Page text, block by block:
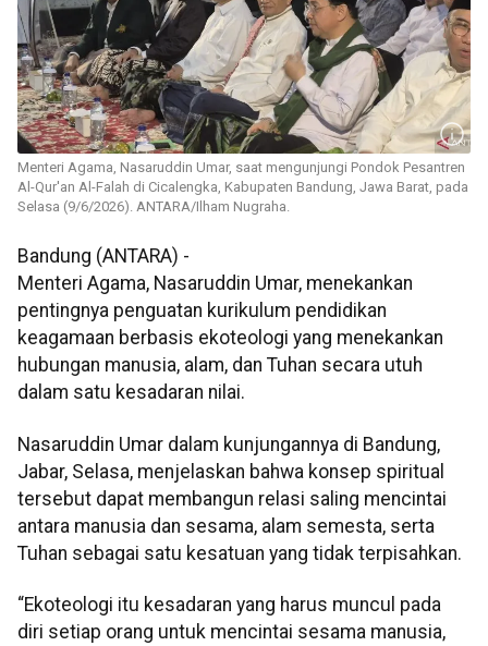
Menteri Agama, Nasaruddin Umar, saat mengunjungi Pondok Pesantren
Al-Qur'an Al-Falah di Cicalengka, Kabupaten Bandung, Jawa Barat, pada
Selasa (9/6/2026). ANTARA/Ilham Nugraha.
Bandung (ANTARA) -
Menteri Agama, Nasaruddin Umar, menekankan
pentingnya penguatan kurikulum pendidikan
keagamaan berbasis ekoteologi yang menekankan
hubungan manusia, alam, dan Tuhan secara utuh
dalam satu kesadaran nilai.
Nasaruddin Umar dalam kunjungannya di Bandung,
Jabar, Selasa, menjelaskan bahwa konsep spiritual
tersebut dapat membangun relasi saling mencintai
antara manusia dan sesama, alam semesta, serta
Tuhan sebagai satu kesatuan yang tidak terpisahkan.
“Ekoteologi itu kesadaran yang harus muncul pada
diri setiap orang untuk mencintai sesama manusia,